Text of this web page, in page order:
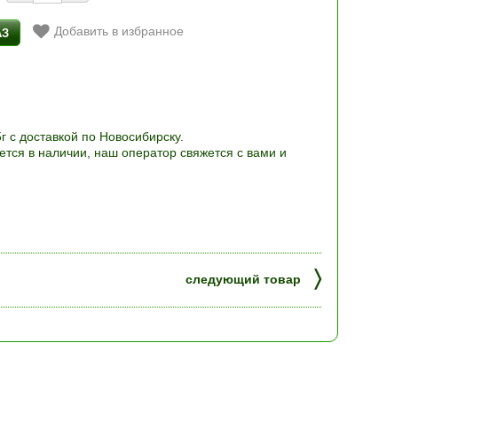
Добавить в избранное
доставкой по Новосибирску.
в наличии, наш оператор свяжется с вами и
следующий товар 〉